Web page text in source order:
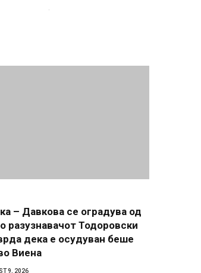
– Давкова се оградува од
разузнавачот Тодоровски
дека е осудуван беше
Виена